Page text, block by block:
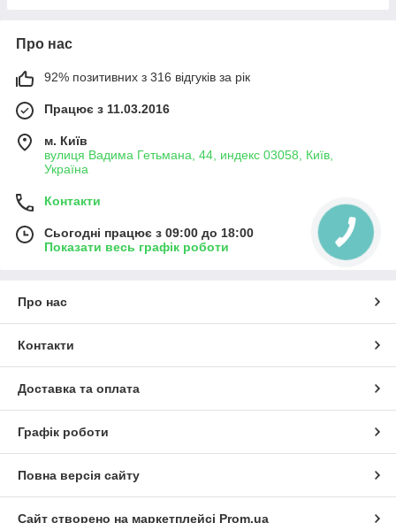
Про нас
92% позитивних з 316 відгуків за рік
Працює з 11.03.2016
м. Київ
вулиця Вадима Гетьмана, 44, индекс 03058, Київ,
Україна
Контакти
Сьогодні працює з 09:00 до 18:00
Показати весь графік роботи
Про нас
Контакти
Доставка та оплата
Графік роботи
Повна версія сайту
Сайт створено на маркетплейсі Prom.ua